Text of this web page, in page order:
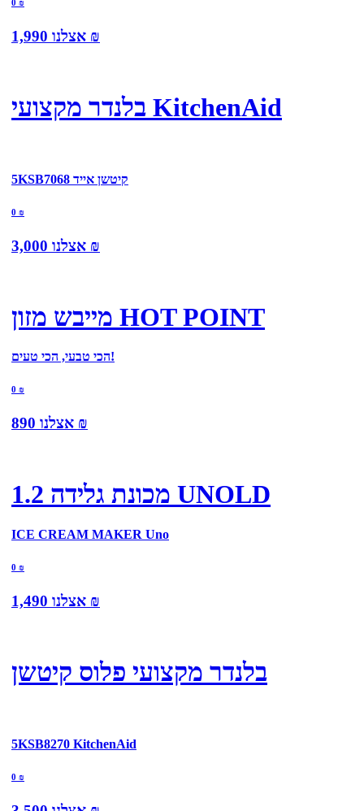
0 ₪
אצלנו 1,990 ₪
בלנדר מקצועי KitchenAid
5KSB7068 קיטשן אייד
0 ₪
אצלנו 3,000 ₪
מייבש מזון HOT POINT
הכי טבעי, הכי טעים!
0 ₪
אצלנו 890 ₪
מכונת גלידה 1.2 UNOLD
ICE CREAM MAKER Uno
0 ₪
אצלנו 1,490 ₪
בלנדר מקצועי פלוס קיטשן
5KSB8270 KitchenAid
0 ₪